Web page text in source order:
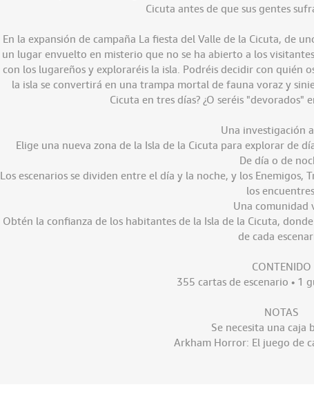
Cicuta antes de que sus gentes
En la expansión de campaña La fiesta del Valle de la Cicuta, de
un lugar envuelto en misterio que no se ha abierto a los
con los lugareños y exploraréis la isla. Podréis decidir con quién
la isla se convertirá en una trampa mortal de fauna voraz y
Cicuta en tres días? ¿O seréis "devorados"
Una investigación
Elige una nueva zona de la Isla de la Cicuta para explorar de
De día o de
Los escenarios se dividen entre el día y la noche, y los
los encuentres.
Una comunidad
Obtén la confianza de los habitantes de la Isla de la Cicuta,
de cada
CONTENIDO
355 cartas de escenario • 1
NOTAS
Se necesita una caja
Arkham Horror: El juego de